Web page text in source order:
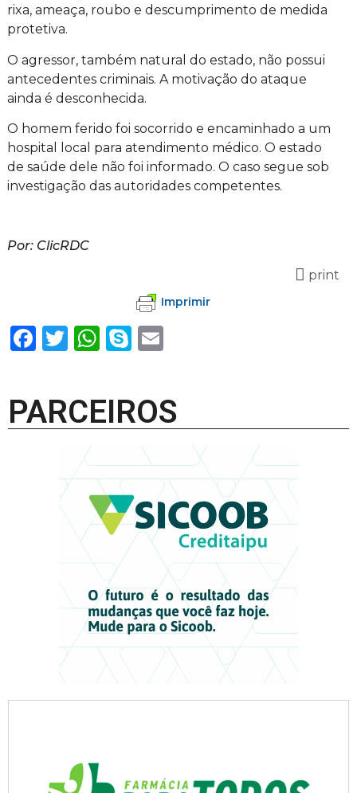
rixa, ameaça, roubo e descumprimento de medida
protetiva.
O agressor, também natural do estado, não possui
antecedentes criminais. A motivação do ataque
ainda é desconhecida.
O homem ferido foi socorrido e encaminhado a um
hospital local para atendimento médico. O estado
de saúde dele não foi informado. O caso segue sob
investigação das autoridades competentes.
Por: ClicRDC
print
Imprimir
Facebook
Twitter
WhatsApp
SkypeEmail
PARCEIROS